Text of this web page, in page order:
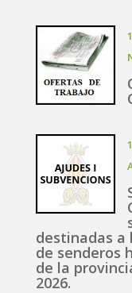
destinadas a
de senderos
de la
2026.